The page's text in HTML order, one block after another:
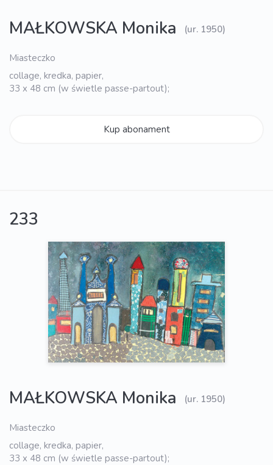
MAŁKOWSKA Monika (ur. 1950)
Miasteczko
collage, kredka, papier,
33 x 48 cm (w świetle passe-partout);
Kup abonament
233
MAŁKOWSKA Monika (ur. 1950)
Miasteczko
collage, kredka, papier,
33 x 48 cm (w świetle passe-partout);